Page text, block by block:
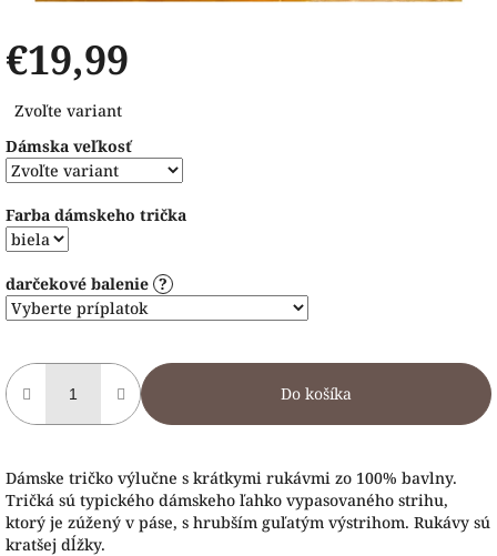
€19,99
cena:
Zvoľte variant
Dámska veľkosť
Farba dámskeho trička
darčekové balenie ?
Do košíka
Dámske tričko výlučne s krátkymi rukávmi zo 100% bavlny.
Tričká sú typického dámskeho ľahko vypasovaného strihu,
ktorý je zúžený v páse, s hrubším guľatým výstrihom. Rukávy sú
kratšej dĺžky.